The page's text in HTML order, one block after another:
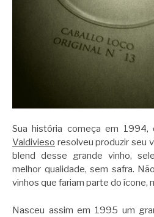
Sua história começa em 1994,
Valdivieso resolveu produzir seu
blend desse grande vinho,
melhor qualidade, sem safra.
vinhos que fariam parte do ícone,
Nasceu assim em 1995 um